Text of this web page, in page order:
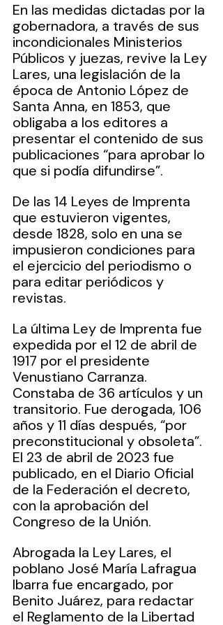
En las medidas dictadas por la
gobernadora, a través de sus
incondicionales Ministerios
Públicos y juezas, revive la Ley
Lares, una legislación de la
época de Antonio López de
Santa Anna, en 1853, que
obligaba a los editores a
presentar el contenido de sus
publicaciones “para aprobar lo
que si podía difundirse”.
De las 14 Leyes de Imprenta
que estuvieron vigentes,
desde 1828, solo en una se
impusieron condiciones para
el ejercicio del periodismo o
para editar periódicos y
revistas.
La última Ley de Imprenta fue
expedida por el 12 de abril de
1917 por el presidente
Venustiano Carranza.
Constaba de 36 artículos y un
transitorio. Fue derogada, 106
años y 11 días después, “por
preconstitucional y obsoleta”.
El 23 de abril de 2023 fue
publicado, en el Diario Oficial
de la Federación el decreto,
con la aprobación del
Congreso de la Unión.
Abrogada la Ley Lares, el
poblano José María Lafragua
Ibarra fue encargado, por
Benito Juárez, para redactar
el Reglamento de la Libertad